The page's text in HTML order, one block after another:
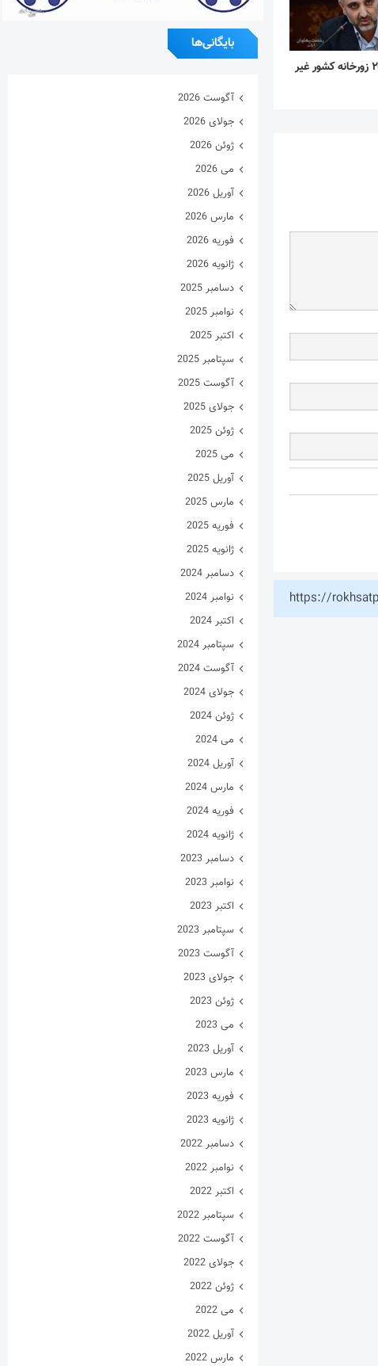
باران‌چشمه: ۲۰۰ زورخانه کشور غیر
https://
بایگانی‌ها
آگوست 2026
جولای 2026
ژوئن 2026
می 2026
آوریل 2026
مارس 2026
فوریه 2026
ژانویه 2026
دسامبر 2025
نوامبر 2025
اکتبر 2025
سپتامبر 2025
آگوست 2025
جولای 2025
ژوئن 2025
می 2025
آوریل 2025
مارس 2025
فوریه 2025
ژانویه 2025
دسامبر 2024
نوامبر 2024
اکتبر 2024
سپتامبر 2024
آگوست 2024
جولای 2024
ژوئن 2024
می 2024
آوریل 2024
مارس 2024
فوریه 2024
ژانویه 2024
دسامبر 2023
نوامبر 2023
اکتبر 2023
سپتامبر 2023
آگوست 2023
جولای 2023
ژوئن 2023
می 2023
آوریل 2023
مارس 2023
فوریه 2023
ژانویه 2023
دسامبر 2022
نوامبر 2022
اکتبر 2022
سپتامبر 2022
آگوست 2022
جولای 2022
ژوئن 2022
می 2022
آوریل 2022
مارس 2022